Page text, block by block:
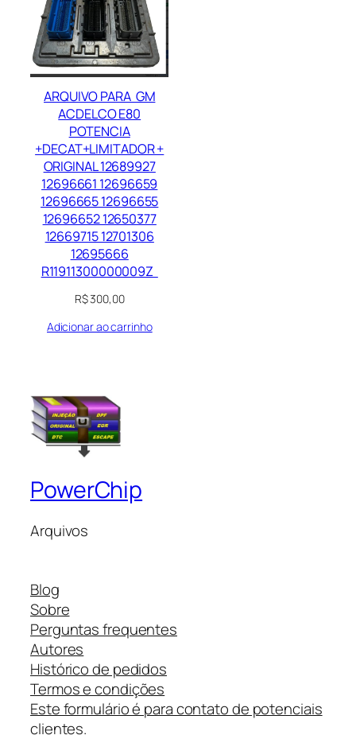
ARQUIVO PARA GM
ACDELCO E80
POTENCIA
+DECAT+LIMITADOR +
ORIGINAL 12689927
12696661 12696659
12696665 12696655
12696652 12650377
12669715 12701306
12695666
R11911300000009Z
R$300,00
Adicionar ao carrinho
PowerChip
Arquivos
Blog
Sobre
Perguntas frequentes
Autores
Histórico de pedidos
Termos e condições
Este formulário é para contato de potenciais
clientes.